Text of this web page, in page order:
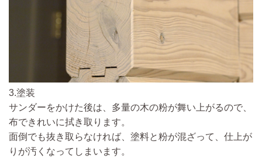
3.塗装
サンダーをかけた後は、多量の木の粉が舞い上がるので、
布できれいに拭き取り ます。
面倒でも抜き取らなければ、塗料と粉が混ざって、仕上が
りが汚くなってしまいます。